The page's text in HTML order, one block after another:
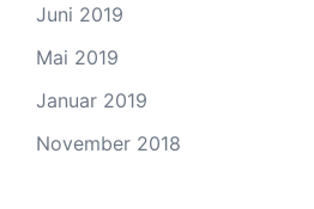
Juni 2019
Mai 2019
Januar 2019
November 2018